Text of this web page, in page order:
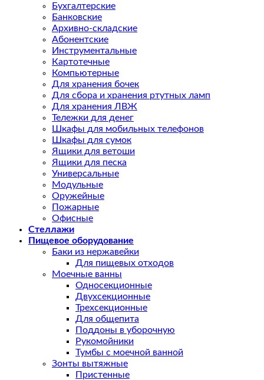
Бухгалтерские
Банковские
Архивно-складские
Абонентские
Инструментальные
Картотечные
Компьютерные
Для хранения бочек
Для сбора и хранения ртутных ламп
Для хранения ЛВЖ
Тележки для денег
Шкафы для мобильных телефонов
Шкафы для сумок
Ящики для ветоши
Ящики для песка
Универсальные
Модульные
Оружейные
Пожарные
Офисные
Стеллажи
Пищевое оборудование
Баки из нержавейки
Для пищевых отходов
Моечные ванны
Односекционные
Двухсекционные
Трехсекционные
Для общепита
Поддоны в уборочную
Рукомойники
Тумбы с моечной ванной
Зонты вытяжные
Пристенные